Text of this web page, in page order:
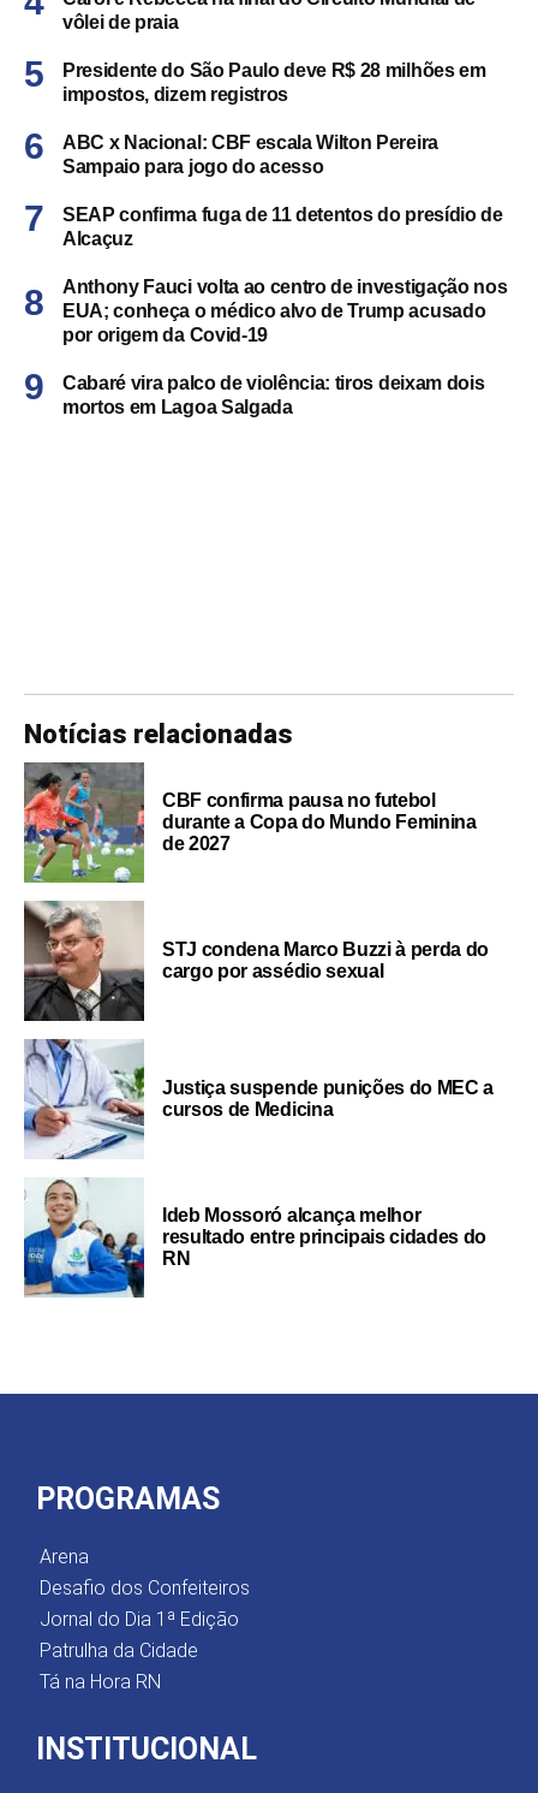
vôlei de praia
Presidente do São Paulo deve R$ 28 milhões em
impostos, dizem registros
ABC x Nacional: CBF escala Wilton Pereira
Sampaio para jogo do acesso
SEAP confirma fuga de 11 detentos do presídio de
Alcaçuz
Anthony Fauci volta ao centro de investigação nos
EUA; conheça o médico alvo de Trump acusado
por origem da Covid-19
Cabaré vira palco de violência: tiros deixam dois
mortos em Lagoa Salgada
Notícias relacionadas
CBF confirma pausa no futebol
durante a Copa do Mundo Feminina
de 2027
STJ condena Marco Buzzi à perda do
cargo por assédio sexual
Justiça suspende punições do MEC a
cursos de Medicina
Ideb Mossoró alcança melhor
resultado entre principais cidades do
RN
PROGRAMAS
Arena
Desafio dos Confeiteiros
Jornal do Dia 1ª Edição
Patrulha da Cidade
Tá na Hora RN
INSTITUCIONAL